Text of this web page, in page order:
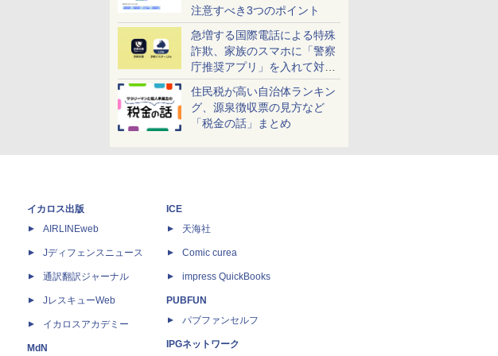
注意すべき3つのポイント
急増する国際電話による特殊
詐欺、家族のスマホに「警察
庁推奨アプリ」を入れて対策
しよう！
住民税が高い自治体ランキン
グ、源泉徴収票の見方など
「税金の話」まとめ
イカロス出版
AIRLINEweb
Jディフェンスニュース
通訳翻訳ジャーナル
JレスキューWeb
イカロスアカデミー
MdN
ICE
天海社
Comic curea
impress QuickBooks
PUBFUN
パブファンセルフ
IPGネットワーク